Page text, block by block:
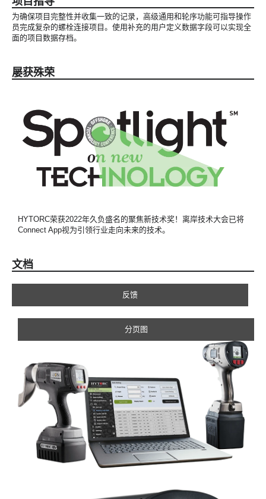
为确保项目完整性并收集一致的记录，高级通用和轮序功能可指导操作
员完成复杂的螺栓连接项目。使用补充的用户定义数据字段可以实现全
面的项目数据存档。
屡获殊荣
HYTORC荣获2022年久负盛名的聚焦新技术奖！离岸技术大会已将
Connect App视为引领行业走向未来的技术。
文档
反馈
分页图